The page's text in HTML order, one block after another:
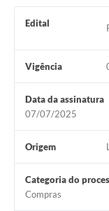
Edital
Vigência
Data da assinatura
07/07/2025
Origem
Categoria do
Compras